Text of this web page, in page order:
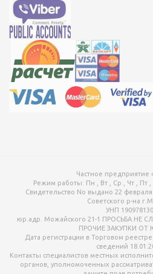
для упаковки
ДЛЯ
ОБРАБОТКИ
Частное
Режим работы: Пн , Вт , Ср , Чт , Пт
Свидетельство No выдано 22
Советского р-на
УНП 190978130
юр.адр. Можайского 21-1 ПРОСЬБА НЕ
ПРОЧИЕ ЗАКУПКИ ОТ
Дата регистрации в Торговом
сведений
Контакты специалистов местных
органов, уполномоченных